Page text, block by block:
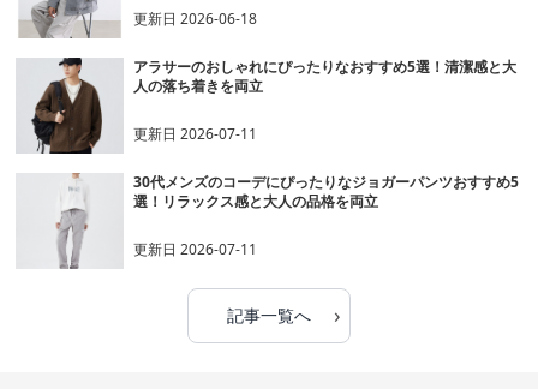
更新日2026-06-18
アラサーのおしゃれにぴったりなおすすめ5選！清潔感と大
人の落ち着きを両立
更新日2026-07-11
30代メンズのコーデにぴったりなジョガーパンツおすすめ5
選！リラックス感と大人の品格を両立
更新日2026-07-11
記事一覧へ ›